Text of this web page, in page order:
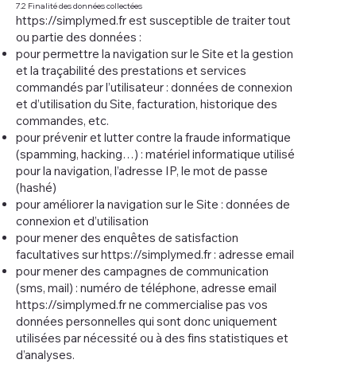
7.2 Finalité des données collectées
https://simplymed.frest susceptible de traiter tout
ou partie des données :
pour permettre la navigation sur le Site et la gestion
et la traçabilité des prestations et services
commandés par l’utilisateur : données de connexion
et d’utilisation du Site, facturation, historique des
commandes, etc.
pour prévenir et lutter contre la fraude informatique
(spamming, hacking…) : matériel informatique utilisé
pour la navigation, l’adresse IP, le mot de passe
(hashé)
pour améliorer la navigation sur le Site : données de
connexion et d’utilisation
pour mener des enquêtes de satisfaction
facultatives surhttps://simplymed.fr : adresse email
pour mener des campagnes de communication
(sms, mail) : numéro de téléphone, adresse email
https://simplymed.frne commercialise pas vos
données personnelles qui sont donc uniquement
utilisées par nécessité ou à des fins statistiques et
d’analyses.